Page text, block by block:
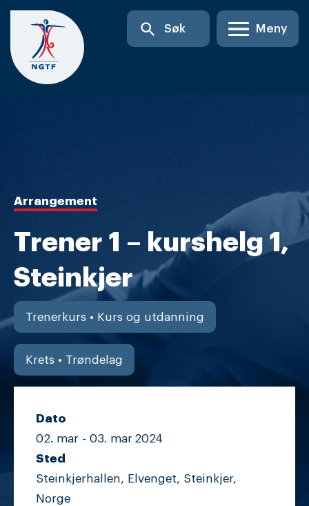
Skip
content
search Søk Meny
Arrangement
Trener 1 – kurshelg 1,
Steinkjer
Trenerkurs • Kurs og utdanning
Krets • Trøndelag
Dato
02. mar - 03. mar 2024
Sted
Steinkjerhallen, Elvenget, Steinkjer,
Norge